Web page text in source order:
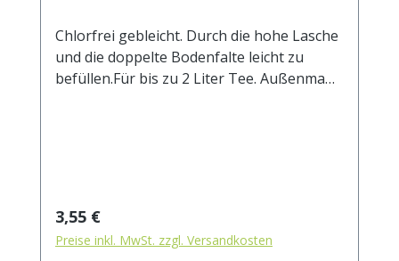
Chlorfrei gebleicht. Durch die hohe Lasche
und die doppelte Bodenfalte leicht zu
befüllen.Für bis zu 2 Liter Tee. Außenmaß
Regulärer Preis:
3,55 €
Preise inkl. MwSt. zzgl. Versandkosten